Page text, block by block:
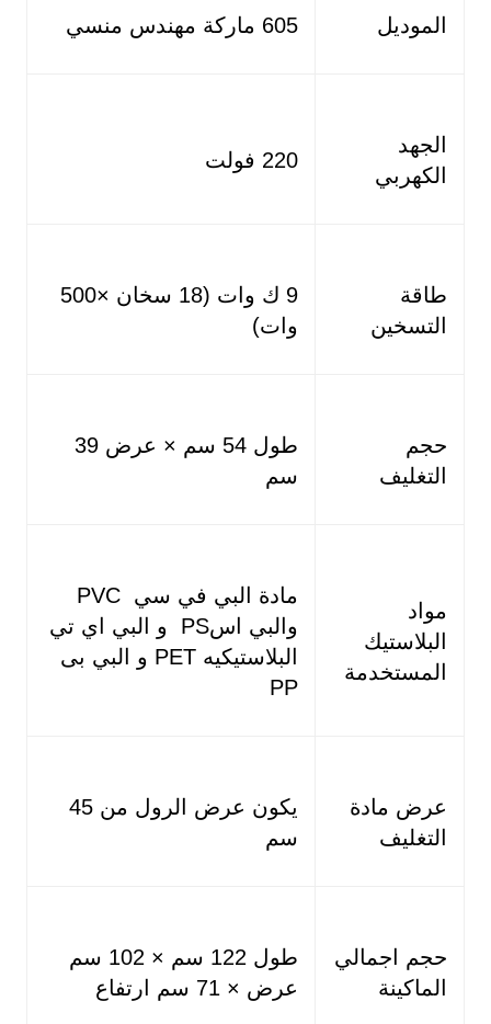
الموديل 605 ماركة مهندس منسي
الجهد
الكهربي
220 فولت
طاقة
التسخين
9 ك وات (18 سخان ×500
وات)
حجم
التغليف
طول 54 سم × عرض 39
سم
مواد
البلاستيك
المستخدمة
مادة البي في سي PVC
والبي اسPS و البي اي تي
البلاستيكيه PET و البي بى
PP
عرض مادة
التغليف
يكون عرض الرول من 45
سم
حجم اجمالي
الماكينة
طول 122 سم × 102 سم
عرض × 71 سم ارتفاع